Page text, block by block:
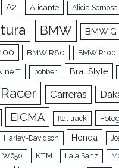
A2 Alicante Alicia Sornosa
BMW
BMW
BMW R80 BMW R100
T bobber Brat Style
Carreras
EICMA flat track
Harley-Davidson Honda
W650 KTM Laia Sanz